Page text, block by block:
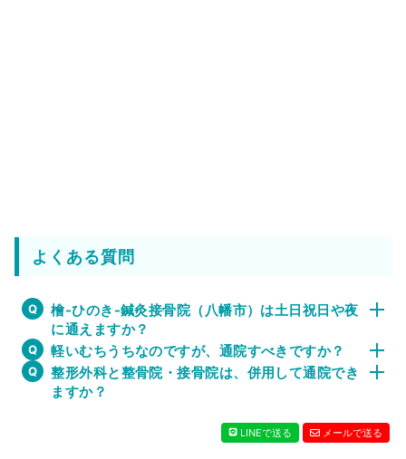
よくある質問
檜-ひのき-鍼灸接骨院（八幡市）は土日祝日や夜
に通えますか？
軽いむちうちなのですが、通院すべきですか？
整形外科と整骨院・接骨院は、併用して通院でき
ますか？
LINEで送る メールで送る